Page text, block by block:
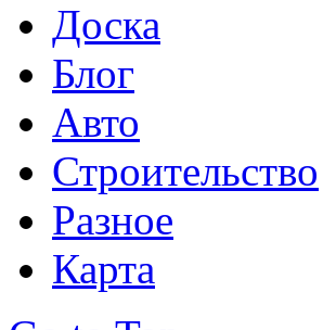
Доска
Блог
Авто
Строительство
Разное
Карта